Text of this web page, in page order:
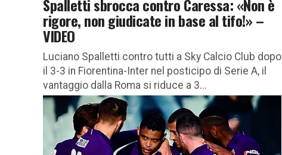
Spalletti sbrocca contro Caressa: «Non è
rigore, non giudicate in base al tifo!» –
VIDEO
Luciano Spalletti contro tutti a Sky Calcio Club dopo
il 3-3 in Fiorentina-Inter nel posticipo di Serie A, il
vantaggio dalla Roma si riduce a 3...